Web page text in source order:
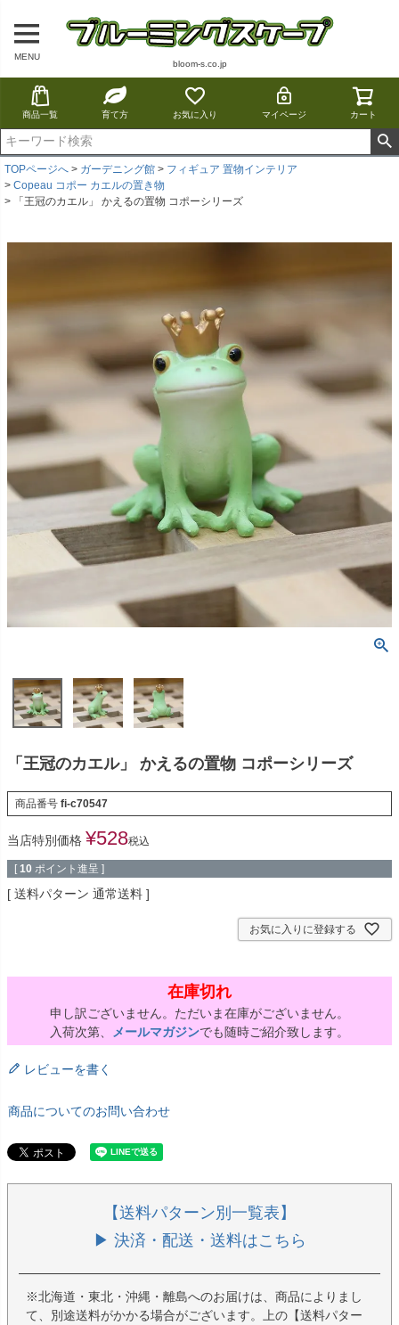
MENU
bloom-s.co.jp
商品一覧 育て方 お気に入り マイページ カート
TOPページへ ガーデニング館
フィギュア 置物インテリア
Copeau コポー カエルの置き物
「王冠のカエル」 かえるの置物 コポーシリーズ
「王冠のカエル」 かえるの置物 コポーシリーズ
商品番号 fi-c70547
当店特別価格 ¥528税込
[ 10 ポイント進呈 ]
送料パターン 通常送料
お気に入りに登録する
在庫切れ
申し訳ございません。ただいま在庫がございません。
入荷次第、
メールマガジンでも随時ご紹介致します。
レビューを書く
商品についてのお問い合わせ
【送料パターン別一覧表】
▶ 決済・配送・送料はこちら
※北海道・東北・沖縄・離島へのお届けは、商品によりまし
て、別途送料がかかる場合がございます。上の【送料パター